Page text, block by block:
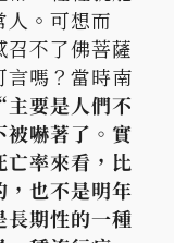
人。可想而
不了佛菩薩
言嗎？當時南
主要是人們不
被嚇著了。實
率來看，比
，也不是明年
長期性的一種